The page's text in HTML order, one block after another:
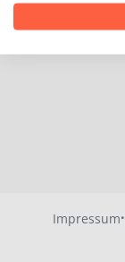
Impressum·